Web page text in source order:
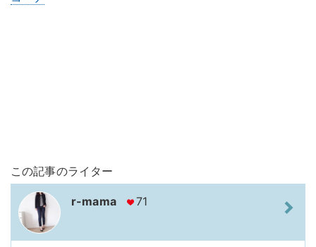
この記事のライター
r-mama 71